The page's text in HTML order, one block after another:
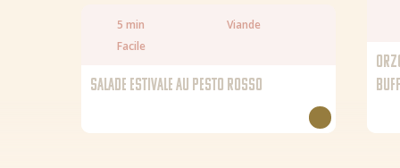
5 min
Viande
Facile
SALADE ESTIVALE AU PESTO ROSSO